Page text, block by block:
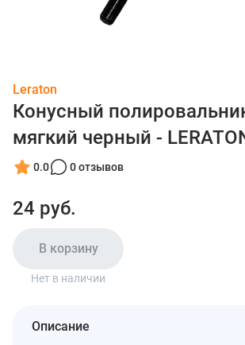
Leraton
Конусный
мягкий черный -
0.0 0 отзывов
24 руб.
В корзину
Нет в наличии
Описание